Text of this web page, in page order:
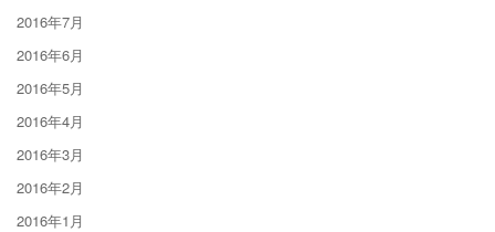
2016年7月
2016年6月
2016年5月
2016年4月
2016年3月
2016年2月
2016年1月